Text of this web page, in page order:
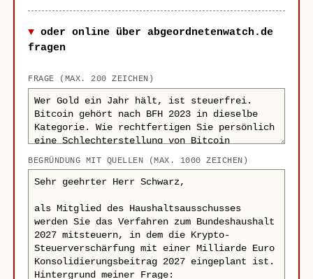
oder online über abgeordnetenwatch.de
fragen
FRAGE (MAX. 200 ZEICHEN)
BEGRÜNDUNG MIT QUELLEN (MAX. 1000 ZEICHEN)